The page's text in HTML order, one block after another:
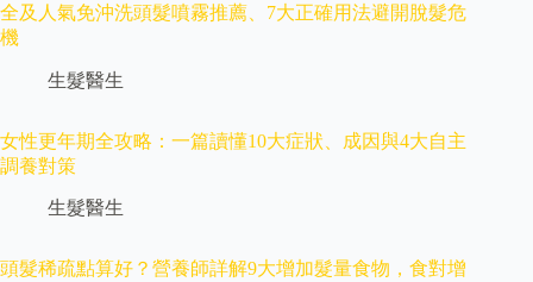
全及人氣免沖洗頭髮噴霧推薦、7大正確用法避開脫髮危
機
生髮醫生
女性更年期全攻略：一篇讀懂10大症狀、成因與4大自主
調養對策
生髮醫生
頭髮稀疏點算好？營養師詳解9大增加髮量食物，食對增